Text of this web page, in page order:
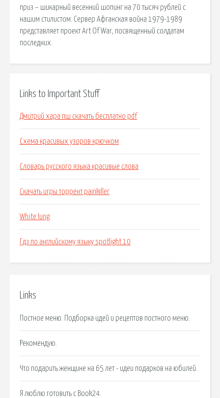
приз – шикарный весенний шопинг на 70 тысяч рублей с
нашим стилистом. Сервер Афганская война 1979-1989
представляет проект Art Of War, посвященный солдатам
последних.
Links to Important Stuff
Дмитрий хара пш скачать бесплатно pdf
Схема красивых узоров крючком
Словарь русского языка красивые слова
Скачать игры торрент painkiller
White lung
Гдз по английскому языку spotlight 10
Links
Постное меню. Подборка идей и рецептов постного меню.
Рекомендую.
Что подарить женщине на 65 лет - идеи подарков на юбилей.
Я люблю готовить с Book24.